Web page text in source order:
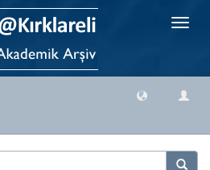
Geçiş